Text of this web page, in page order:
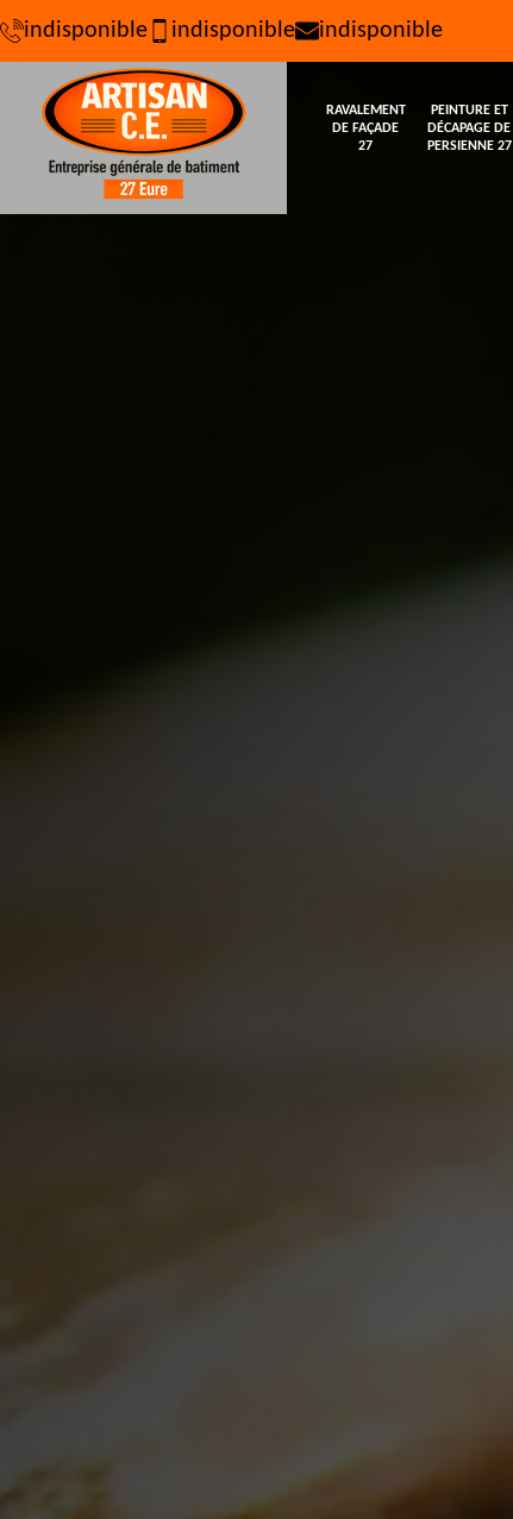
indisponible indisponible indisponible
RAVALEMENT
DE FAÇADE
27
PEINTURE ET
DÉCAPAGE DE
PERSIENNE 27